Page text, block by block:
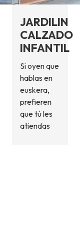
JARDILIN
CALZADO
INFANTIL
Si oyen que
hablas en
euskera,
prefieren
que tú les
atiendas